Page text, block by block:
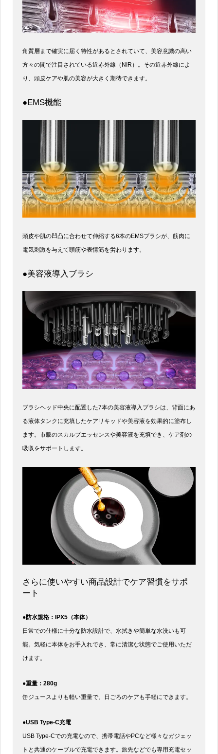
角質層まで確実に届く特性があるとされていて、美容意識の高い
方々の間で注目されている近赤外線（NIR）。その近赤外線によ
り、頭皮ケアや肌の美容が大きく期待できます。
●EMS機能
頭皮や肌の凹凸に合わせて伸縮する6本のEMSブラシが、筋肉に
電気刺激を与えて頭筋や表情筋を労わります。
●美容液導入ブラシ
ブラシヘッド中央に配置した7本の美容液導入ブラシは、背面にあ
る液体タンクに充填したケアリキッドや美容液を効果的に塗布し
ます。市販のスカルプエッセンスや美容液を充填でき、ケア剤の
吸収をサポートします。
さらに使いやすい商品設計でケア習慣をサポ
ート
●防水規格：IPX5（本体）
日常での仕様に十分な防水設計で、水拭きや簡単な水洗いも可
能。気軽に本体をお手入れでき、常に清潔な状態でご使用いただ
けます。
●重量：280g
缶ジュースよりも軽い重量で、日ごろのケアも手軽にできます。
●USB Type-C充電
USB Type-Cでの充電なので、携帯電話やPCなど様々なガジェッ
トと共通のケーブルで充電できます。旅先などでも専用充電セッ